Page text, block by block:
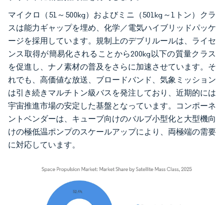
マイクロ（51～500kg）およびミニ（501kg～1トン）クラ
スは能力ギャップを埋め、化学／電気ハイブリッドパッケ
ージを採用しています。規制上のデブリルールは、ライセ
ンス取得が簡易化されることから200kg以下の質量クラス
を促進し、ナノ素材の普及をさらに加速させています。そ
れでも、高価値な放送、ブロードバンド、気象ミッション
は引き続きマルチトン級バスを発注しており、近期的には
宇宙推進市場の安定した基盤となっています。コンポーネ
ントベンダーは、キューブ向けのバルブ小型化と大型機向
けの極低温ポンプのスケールアップにより、両極端の需要
に対応しています。